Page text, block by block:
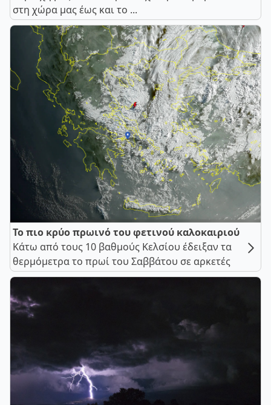
στη χώρα μας έως και το ...
Το πιο κρύο πρωινό του φετινού καλοκαιριού
Κάτω από τους 10 βαθμούς Κελσίου έδειξαν τα
θερμόμετρα το πρωί του Σαββάτου σε αρκετές